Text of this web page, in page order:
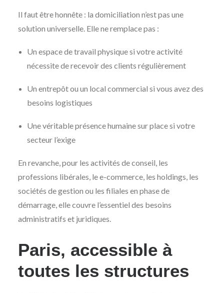
Il faut être honnête : la domiciliation n’est pas une
solution universelle. Elle ne remplace pas :
Un espace de travail physique si votre activité
nécessite de recevoir des clients régulièrement
Un entrepôt ou un local commercial si vous avez des
besoins logistiques
Une véritable présence humaine sur place si votre
secteur l’exige
En revanche, pour les activités de conseil, les
professions libérales, le e-commerce, les holdings, les
sociétés de gestion ou les filiales en phase de
démarrage, elle couvre l’essentiel des besoins
administratifs et juridiques.
Paris, accessible à
toutes les structures